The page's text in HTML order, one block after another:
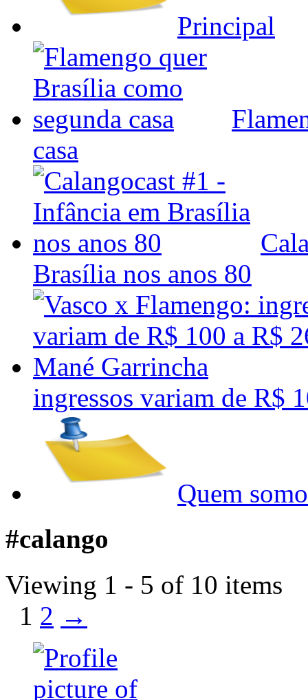
Principal
casa
Brasília nos anos 80
ingressos variam de R$
Quem
#calango
Viewing 1 - 5 of 10 items
1 2 →